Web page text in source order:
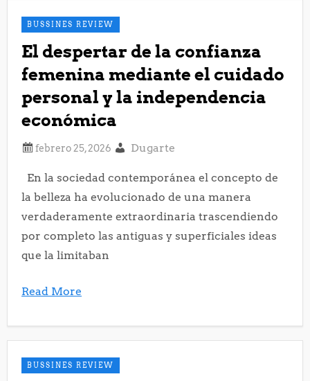
BUSSINES REVIEW
El despertar de la confianza
femenina mediante el cuidado
personal y la independencia
económica
Dugarte
En la sociedad contemporánea el concepto de
la belleza ha evolucionado de una manera
verdaderamente extraordinaria trascendiendo
por completo las antiguas y superficiales ideas
que la limitaban
Read More
BUSSINES REVIEW